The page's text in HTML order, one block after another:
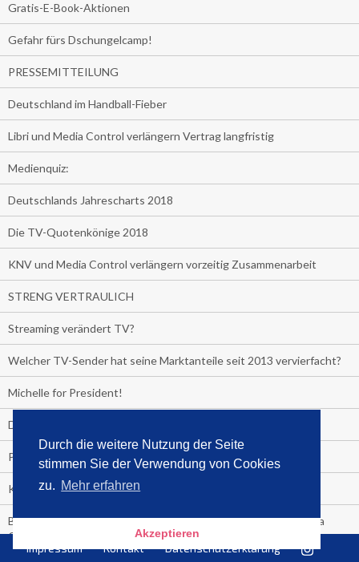
Durch die weitere Nutzung der Seite
stimmen Sie der Verwendung von Cookies
zu. Mehr erfahren
Akzeptieren
Gratis-E-Book-Aktionen
Gefahr fürs Dschungelcamp!
PRESSEMITTEILUNG
Deutschland im Handball-Fieber
Libri und Media Control verlängern Vertrag langfristig
Medienquiz:
Deutschlands Jahrescharts 2018
Die TV-Quotenkönige 2018
KNV und Media Control verlängern vorzeitig Zusammenarbeit
STRENG VERTRAULICH
Streaming verändert TV?
Welcher TV-Sender hat seine Marktanteile seit 2013 vervierfacht?
Michelle for President!
Das gruseligste Buch aller Zeiten
Promi-Biografien
Kerkeling erhält Spitzenfeder für meistverkauftes Buch
Börsenverein und MVB verlängern vorzeitig Verträge mit Media
Control bis 2024
Impressum Kontakt Datenschutzerklärung